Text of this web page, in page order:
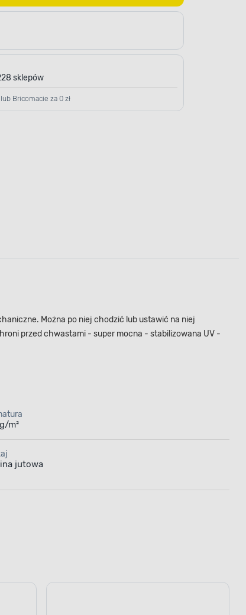
sklepów
Bricomacie za 0 zł
Można po niej chodzić lub ustawić na niej
przed chwastami - super mocna - stabilizowana UV -
m²
jutowa